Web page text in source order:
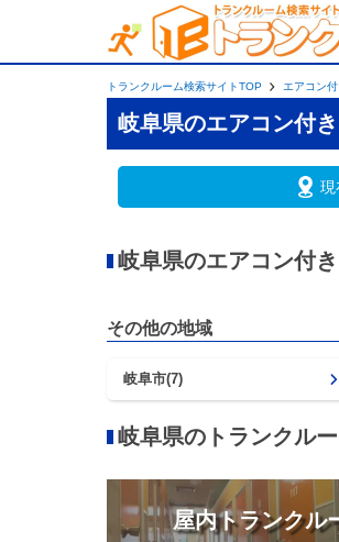
トランクルーム検索サイトTOP エアコン
岐阜県のエアコン付
現
岐阜県のエアコン付
その他の地域
岐阜市(7)
岐阜県のトランクル
屋内トランクル